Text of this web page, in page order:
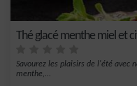
Thé glacé menthe miel et
Savourez les plaisirs de l'été avec
menthe,...